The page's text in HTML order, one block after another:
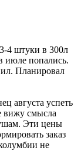
4 штуки в 300л
июле попались.
Планировал
августа успеть
вижу смысла
Эти цены
заказ
не